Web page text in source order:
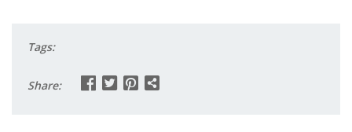
Tags:
Share: